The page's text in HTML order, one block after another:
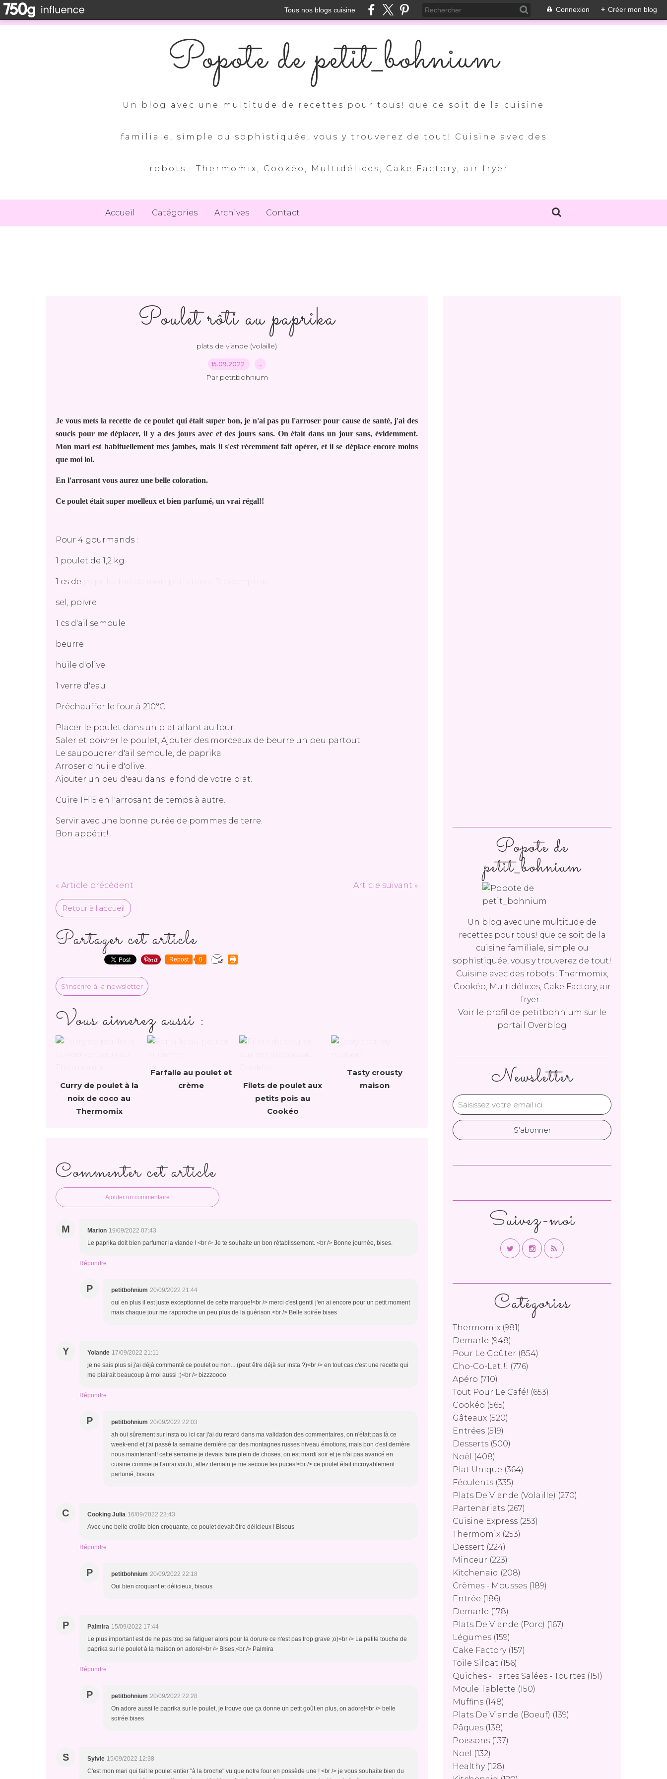
Tous nos blogs cuisine Connexion + Créer mon blog
Popote de petit_bohnium
Un blog avec une multitude de recettes pour tous! que ce soit de la cuisine
familiale, simple ou sophistiquée, vous y trouverez de tout! Cuisine avec des
robots : Thermomix, Cookéo, Multidélices, Cake Factory, air fryer...
Accueil Catégories Archives Contact
Poulet rôti au paprika
plats de viande (volaille)
15.09.2022 …
Par petitbohnium
Je vous mets la recette de ce poulet qui était super bon, je n'ai pas pu l'arroser pour cause de santé, j'ai des
soucis pour me déplacer, il y a des jours avec et des jours sans. On était dans un jour sans, évidemment.
Mon mari est habituellement mes jambes, mais il s'est récemment fait opérer, et il se déplace encore moins
que moi lol.
En l'arrosant vous aurez une belle coloration.
Ce poulet était super moelleux et bien parfumé, un vrai régal!!
Pour 4 gourmands :
1 poulet de 1,2 kg
1 cs de
sel, poivre
1 cs d'ail semoule
beurre
huile d'olive
1 verre d'eau
Préchauffer le four à 210°C.
Placer le poulet dans un plat allant au four.
Saler et poivrer le poulet, Ajouter des morceaux de beurre un peu partout.
Le saupoudrer d'ail semoule, de paprika.
Arroser d'huile d'olive.
Ajouter un peu d'eau dans le fond de votre plat.
Cuire 1H15 en l'arrosant de temps à autre.
Servir avec une bonne purée de pommes de terre.
Bon appétit!
« Article précédent Article suivant »
Retour à l'accueil
Partager cet article
Repost 0
S'inscrire à la newsletter
Vous aimerez aussi :
Curry de poulet à la
noix de coco au
Thermomix
Farfalle au poulet et
crème
Filets de poulet aux
petits pois au
Cookéo
Tasty crousty
maison
Commenter cet article
Ajouter un commentaire
M Marion 19/09/2022 07:43
Le paprika doit bien parfumer la viande ! <br /> Je te souhaite un bon rétablissement. <br /> Bonne journée, bises.
Répondre
P petitbohnium 20/09/2022 21:44
oui en plus il est juste exceptionnel de cette marque!<br /> merci c'est gentil j'en ai encore pour un petit moment
mais chaque jour me rapproche un peu plus de la guérison.<br /> Belle soirée bises
Y Yolande 17/09/2022 21:11
je ne sais plus si j'ai déjà commenté ce poulet ou non... (peut être déjà sur insta ?)<br /> en tout cas c'est une recette qui
me plairait beaucoup à moi aussi :)<br /> bizzzoooo
Répondre
P petitbohnium 20/09/2022 22:03
ah oui sûrement sur insta ou ici car j'ai du retard dans ma validation des commentaires, on n'était pas là ce
week-end et j'ai passé la semaine dernière par des montagnes russes niveau émotions, mais bon c'est derrière
nous maintenant! cette semaine je devais faire plein de choses, on est mardi soir et je n'ai pas avancé en
cuisine comme je l'aurai voulu, allez demain je me secoue les puces!<br /> ce poulet était incroyablement
parfumé, bisous
C Cooking Julia 16/09/2022 23:43
Avec une belle croûte bien croquante, ce poulet devait être délicieux ! Bisous
Répondre
P petitbohnium 20/09/2022 22:18
Oui bien croquant et délicieux, bisous
P Palmira 15/09/2022 17:44
Le plus important est de ne pas trop se fatiguer alors pour la dorure ce n'est pas trop grave ;o)<br /> La petite touche de
paprika sur le poulet à la maison on adore!<br /> Bises,<br /> Palmira
Répondre
P petitbohnium 20/09/2022 22:28
On adore aussi le paprika sur le poulet, je trouve que ça donne un petit goût en plus, on adore!<br /> belle
soirée bises
S Sylvie 15/09/2022 12:38
C'est mon mari qui fait le poulet entier "à la broche" vu que notre four en possède une ! <br /> je vous souhaite bien du
Newsletter
Catégories
Thermomix (981)
Demarle (948)
Pour Le Goûter (854)
Cho-Co-Lat!!! (776)
Apéro (710)
Tout Pour Le Café! (653)
Cookéo (565)
Gâteaux (520)
Entrées (519)
Desserts (500)
Noël
(408)
Plat Unique (364)
Féculents (335)
Plats De Viande (volaille) (270)
Partenariats (267)
Cuisine Express (253)
Thermomix (253)
Dessert (224)
Minceur (223)
Kitchenaid (208)
Crèmes - Mousses (189)
Entrée (186)
Demarle (178)
Plats De Viande (porc) (167)
Légumes (159)
Cake Factory(157)
Toile Silpat (156)
Quiches - Tartes Salées - Tourtes (151)
Moule Tablette (150)
Muffins (148)
Plats De Viande (boeuf) (139)
Pâques (138)
Poissons (137)
Noel
(132)
Healthy(128)
Popote de
petit_bohnium
Un blog avec une multitude de
recettes pour tous! que ce soit de la
cuisine familiale, simple ou
sophistiquée, vous y trouverez de tout!
Cuisine avec des robots : Thermomix,
Cookéo, Multidélices, Cake Factory, air
fryer...
Voir le profil de petitbohnium sur le
portail Overblog
Suivez-moi